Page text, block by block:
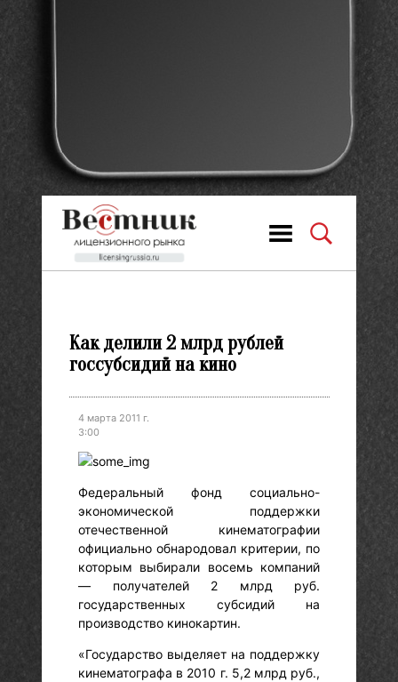
Как делили 2 млрд рублей
госсубсидий на кино
4 марта 2011 г.
3:00
Федеральный фонд социально-
экономической поддержки
отечественной кинематографии
официально обнародовал критерии, по
которым выбирали восемь компаний
— получателей 2 млрд руб.
государственных субсидий на
производство кинокартин.
«Государство выделяет на поддержку
кинематографа в 2010 г. 5,2 млрд руб.,